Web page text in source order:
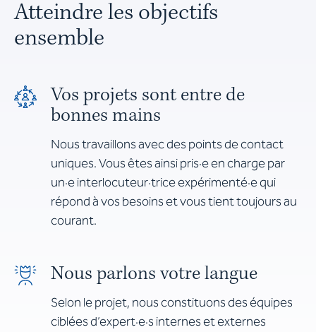
Atteindre les objectifs
ensemble
Vos projets sont entre de
bonnes mains
Nous travaillons avec des points de contact
uniques. Vous êtes ainsi pris·e en charge par
un·e interlocuteur·trice expérimenté·e qui
répond à vos besoins et vous tient toujours au
courant.
Nous parlons votre langue
Selon le projet, nous constituons des équipes
ciblées d’expert·e·s internes et externes